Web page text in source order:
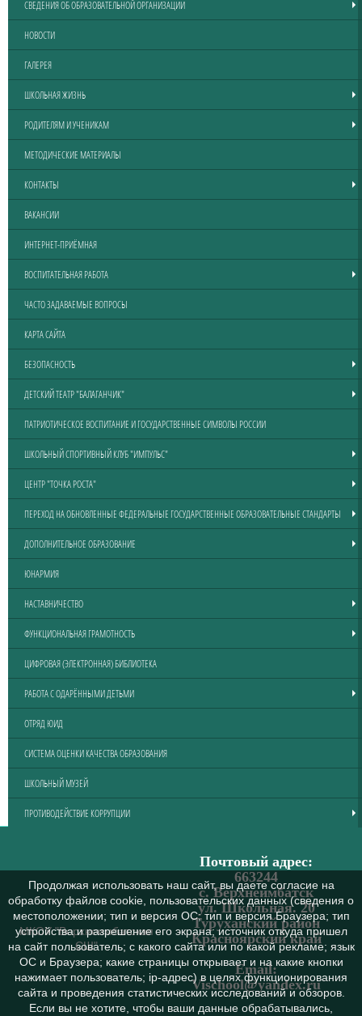
СВЕДЕНИЯ ОБ ОБРАЗОВАТЕЛЬНОЙ ОРГАНИЗАЦИИ
НОВОСТИ
ГАЛЕРЕЯ
ШКОЛЬНАЯ ЖИЗНЬ
РОДИТЕЛЯМ И УЧЕНИКАМ
МЕТОДИЧЕСКИЕ МАТЕРИАЛЫ
КОНТАКТЫ
ВАКАНСИИ
ИНТЕРНЕТ-ПРИЁМНАЯ
ВОСПИТАТЕЛЬНАЯ РАБОТА
ЧАСТО ЗАДАВАЕМЫЕ ВОПРОСЫ
КАРТА САЙТА
БЕЗОПАСНОСТЬ
ДЕТСКИЙ ТЕАТР "БАЛАГАНЧИК"
ПАТРИОТИЧЕСКОЕ ВОСПИТАНИЕ И ГОСУДАРСТВЕННЫЕ СИМВОЛЫ РОССИИ
ШКОЛЬНЫЙ СПОРТИВНЫЙ КЛУБ "ИМПУЛЬС"
ЦЕНТР "ТОЧКА РОСТА"
ПЕРЕХОД НА ОБНОВЛЕННЫЕ ФЕДЕРАЛЬНЫЕ ГОСУДАРСТВЕННЫЕ ОБРАЗОВАТЕЛЬНЫЕ СТАНДАРТЫ
ДОПОЛНИТЕЛЬНОЕ ОБРАЗОВАНИЕ
ЮНАРМИЯ
НАСТАВНИЧЕСТВО
ФУНКЦИОНАЛЬНАЯ ГРАМОТНОСТЬ
ЦИФРОВАЯ (ЭЛЕКТРОННАЯ) БИБЛИОТЕКА
РАБОТА С ОДАРЁННЫМИ ДЕТЬМИ
ОТРЯД ЮИД
СИСТЕМА ОЦЕНКИ КАЧЕСТВА ОБРАЗОВАНИЯ
ШКОЛЬНЫЙ МУЗЕЙ
ПРОТИВОДЕЙСТВИЕ КОРРУПЦИИ
МКОУ "Верхнеимбатская
СШ"
Почтовый адрес:
663244
с. Верхнеимбатск
ул. Школьная. 20
Туруханский район
Красноярский край
Email:
Vischool@yandex.ru
Продолжая использовать наш сайт, вы даете согласие на
обработку файлов cookie, пользовательских данных (сведения о
местоположении; тип и версия ОС; тип и версия Браузера; тип
устройства и разрешение его экрана; источник откуда пришел
на сайт пользователь; с какого сайта или по какой рекламе; язык
ОС и Браузера; какие страницы открывает и на какие кнопки
нажимает пользователь; ip-адрес) в целях функционирования
сайта и проведения статистических исследований и обзоров.
Если вы не хотите, чтобы ваши данные обрабатывались,